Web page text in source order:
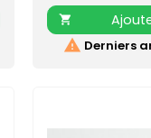
confort Nylon
laquée noire
soulignera tout
aussi en

 Derniers